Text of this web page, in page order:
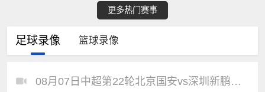
更多热门赛事
足球录像 篮球录像
08月07日中超第22轮北京国安vs深圳新鹏城全场录像